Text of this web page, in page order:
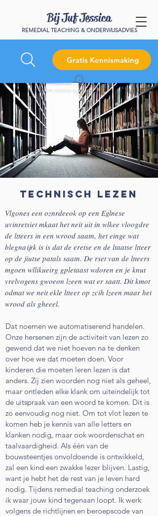
Bij Juf Jessica
REMEDIAL TEACHING & ONDERWIJSADVIES
Gratis Kennismaking
Technisch Lezen
Vlgones een oznrdeeok op een Eglnese
uvinretsiet mkaat het neit uit in wlkee vloogdre
de ltteers in een wrood saatn, het einge wat
blegnaijrk is is dat de eretse en de ltaatse ltteer
op de jiutse patals saatn. De rset van de ltteers
mgoen wllikueirg gpletaast wdoren en je knut
vrelvogens gwoeon lzeen wat er saatt. Dit kmot
odmat we neit ekle ltteer op zcih lzeen maar het
wrood als gheeel.
Dat noemen we automatiserend handelen.
Onze hersenen zijn de activiteit van lezen zo
gewend dat we niet hoeven na te denken
over hoe we dat moeten doen. Voor
kinderen die moeten leren lezen is dat
anders. Zij zien woorden nog niet als geheel,
maar ontleden elke klank om uiteindelijk tot
de uitspraak van een woord te komen. Dit is
zo eenvoudig nog niet. Om tot vlot lezen te
komen heb je kennis van alle letters en
klanken nodig, maar ook woordenschat en
taalvaardigheid. Als één van de
bouwsteentjes onvoldoende is ontwikkeld,
zal een kind een zwakke lezer blijven. Lastig,
want je hebt het de rest van je leven hard
nodig. Tijdens remedial teaching onderzoek
ik waar jouw kind tegenaan loopt. Ik werk
volgens de richtlijnen en beroepscode van